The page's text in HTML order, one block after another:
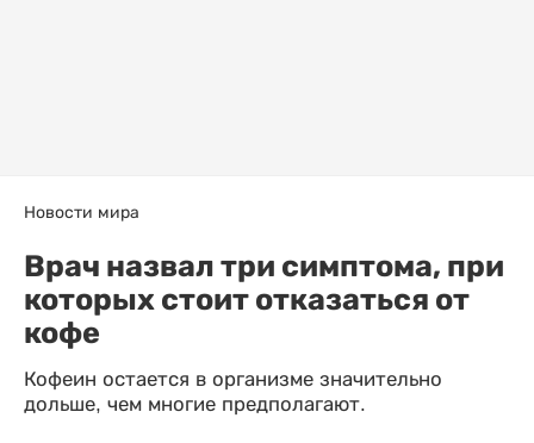
Новости мира
Врач назвал три симптома, при
которых стоит отказаться от
кофе
Кофеин остается в организме значительно
дольше, чем многие предполагают.